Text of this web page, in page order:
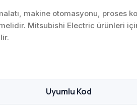
makine otomasyonu, proses
Mitsubishi Electric ürünleri
Uyumlu Kod